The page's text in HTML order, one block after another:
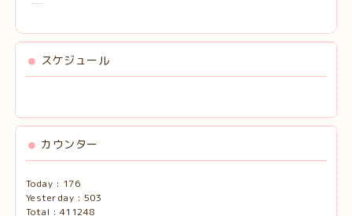
スケジュール
カウンター
Today : 176
Yesterday : 503
Total : 411248